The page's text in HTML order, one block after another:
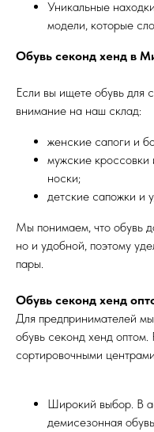
Уникальные
модели, которые
Обувь секонд хенд в
Если вы ищете обувь для
внимание на наш склад:
женские сапоги и
мужские кроссовки
носки;
детские сапожки и
Мы понимаем, что обувь
но и удобной, поэтому
пары.
Обувь секонд хенд
Для предпринимателей
обувь секонд хенд
сортировочными
Широкий выбор. В
демисезонная